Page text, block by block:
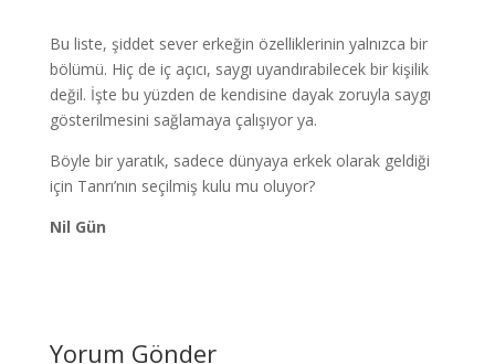
Bu liste, şiddet sever erkeğin özelliklerinin yalnızca bir
bölümü. Hiç de iç açıcı, saygı uyandırabilecek bir kişilik
değil. İşte bu yüzden de kendisine dayak zoruyla saygı
gösterilmesini sağlamaya çalışıyor ya.
Böyle bir yaratık, sadece dünyaya erkek olarak geldiği
için Tanrı’nın seçilmiş kulu mu oluyor?
Nil Gün
Yorum Gönder